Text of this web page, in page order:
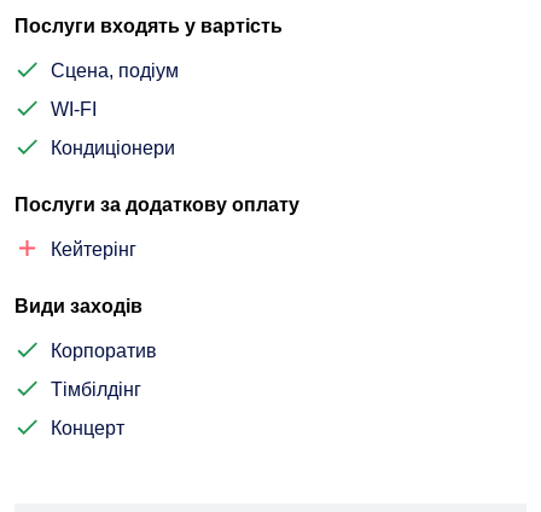
Послуги входять у вартість
Сцена, подіум
WI-FI
Кондиціонери
Послуги за додаткову оплату
Кейтерінг
Види заходів
Корпоратив
Тімбілдінг
Концерт